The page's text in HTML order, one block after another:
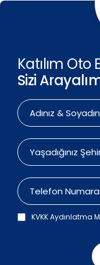
Katılım
Sizi
KVKK Aydınlatma